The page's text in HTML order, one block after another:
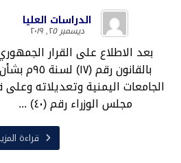
الدراسات العليا
ديسمبر ٢٥, ٢٠١٩
بعد الاطلاع على القرار
بالقانون رقم (١٧) لسنة ٩٥م بشأن
الجامعات اليمنية وتعديلاته وعلى
مجلس الوزراء رقم (٤٠) ...
قراءة